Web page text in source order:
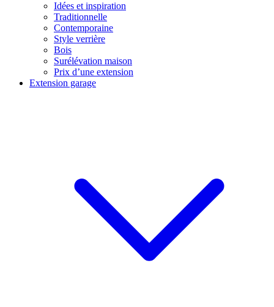
Idées et inspiration
Traditionnelle
Contemporaine
Style verrière
Bois
Surélévation maison
Prix d’une extension
Extension garage